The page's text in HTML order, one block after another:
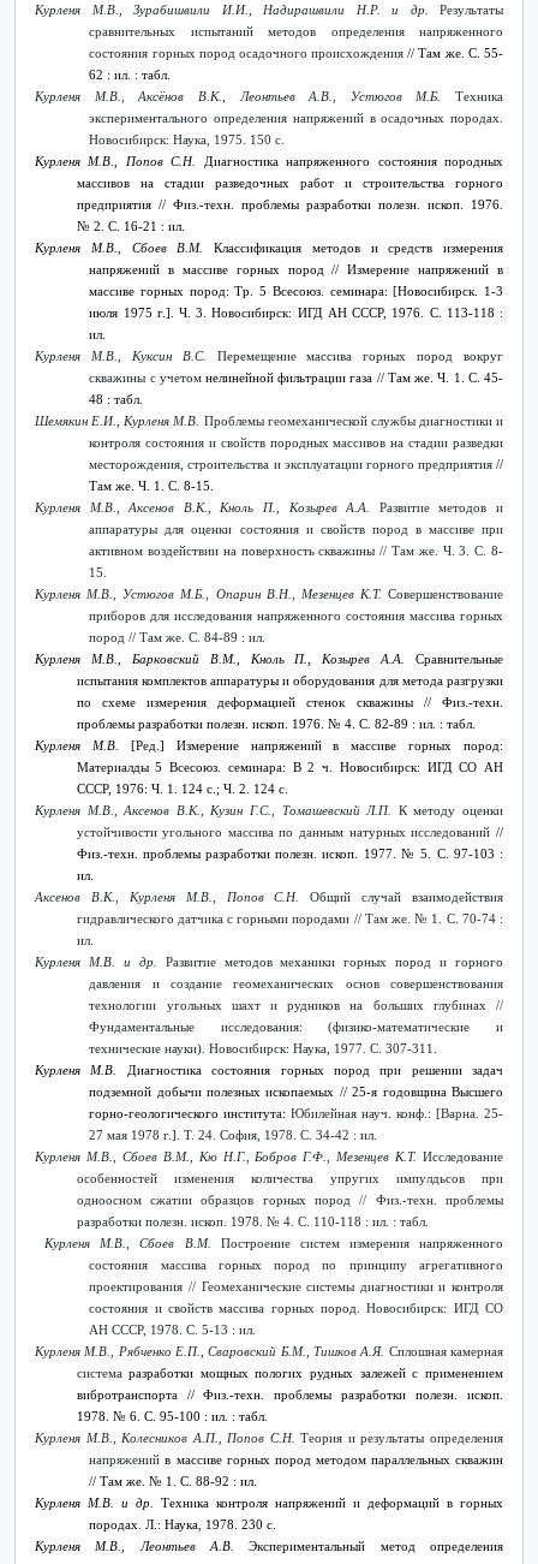
Курленя М.В., Зурабишвили И.И., Надирашвили Н.Р. и др. Результаты
сравнительных испытаний методов определения напряженного
состояния горных пород осадочного происхождения// Там же. С. 55-
62 : ил. : табл.
Курленя М.В., Аксёнов В.К., Леонтьев А.В., Устюгов М.Б. Техника
экспериментального определения напряжений в осадочных породах.
Новосибирск: Наука, 1975. 150 с.
Курленя М.В., Попов С.Н. Диагностика напряженного состояния породных
массивов на стадии разведочных работ и строительства горного
предприятия // Физ.-техн. проблемы разработки полезн. ископ. 1976.
№ 2. С. 16-21 : ил.
Курленя М.В., Сбоев В.М. Классификация методов и средств измерения
напряжений в массиве горных пород //
Измерение напряжений в
массиве горных пород: Тр. 5 Всесоюз. семинара: [Новосибирск. 1-3
июля 1975 г.]. Ч. 3. Новосибирск: ИГД АН СССР, 1976. С. 113-118 :
ил.
Курленя М.В., Куксин В.С. Перемещение массива горных пород вокруг
скважины с учетом нелинейной фильтрации газа // Там же. Ч. 1. С. 45-
48 : табл.
Шемякин Е.И., Курленя М.В. Проблемы геомеханической службы диагностики и
контроля состояния и свойств породных массивов на стадии разведки
месторождения, строительства и эксплуатации горного предприятия //
Там же. Ч. 1. С. 8-15.
Курленя М.В., Аксенов В.К., Кноль П., Козырев А.А. Развитие методов и
аппаратуры для оценки состояния и свойств пород в массиве при
активном воздействии на поверхность скважины // Там же. Ч. 3. С. 8-
15.
Курленя М.В., Устюгов М.Б., Опарин В.Н., Мезенцев К.Т. Совершенствование
приборов для исследования напряженного состояния массива горных
пород // Там же. С. 84-89 : ил.
Курленя М.В., Барковский В.М., Кноль П., Козырев А.А. Сравнительные
испытания комплектов аппаратуры и оборудования для метода разгрузки
по схеме измерения деформацией стенок скважины
// Физ.-техн.
проблемы разработки полезн. ископ. 1976. № 4. С. 82-89 : ил. : табл.
Курленя М.В.
[Ред.] Измерение напряжений в массиве горных пород:
Материалды 5 Всесоюз. семинара: В 2 ч. Новосибирск: ИГД СО АН
СССР, 1976: Ч. 1. 124 с.; Ч. 2. 124 с.
Курленя М.В., Аксенов В.К., Кузин Г.С., Томашевский Л.П. К методу оценки
устойчивости угольного массива по данным натурных исследований //
Физ.-техн. проблемы разработки полезн. ископ. 1977. № 5. С. 97-103 :
ил.
Аксенов В.К., Курленя М.В., Попов С.Н.Общий случай взаимодействия
гидравлического датчика с горными породами // Там же. № 1. С. 70-74 :
ил.
Курленя М.В. и др. Развитие методов механики горных пород и горного
давления и создание геомеханических основ совершенствования
технологии угольных шахт и рудников на больших глубинах //
Фундаментальные исследования: (физико-математические и
технические науки). Новосибирск: Наука, 1977. С. 307-311.
Курленя М.В.
Диагностика состояния горных пород при решении задач
подземной добычи полезных ископаемых // 25-я годовщина Высшего
горно-геологического института:Юбилейная науч. конф.: [Варна. 25-
27 мая 1978 г.]. Т. 24. София, 1978. С. 34-42 : ил.
Курленя М.В., Сбоев В.М., Кю Н.Г., Бобров Г.Ф., Мезенцев К.Т. Исследование
особенностей изменения количества упругих импулдьсов при
одноосном сжатии образцов горных пород// Физ.-техн. проблемы
разработки полезн. ископ. 1978. № 4. С. 110-118 : ил. : табл.
Курленя М.В., Сбоев В.М. Построение систем измерения напряженного
состояния массива горных пород по принципу агрегативного
проектирования // Геомеханические системы диагностики и контроля
состояния и свойств массива горных пород. Новосибирск: ИГД СО
АН СССР, 1978. С. 5-13 : ил.
Курленя М.В., Рябченко Е.П., Сваровский Б.М., Тишков А.Я. Сплошная камерная
системаразработки мощных пологих рудных залежей с применением
вибротранспорта // Физ.-техн. проблемы разработки полезн. ископ.
1978. № 6. С. 95-100 : ил. : табл.
Курленя М.В., Колесников А.П., Попов С.Н.Теория и результаты определения
напряженийв массиве горных пород методом параллельных скважин
// Там же. № 1. С. 88-92 : ил.
Курленя М.В. и др. Техника контроля напряжений и деформаций в горных
породах. Л.: Наука, 1978. 230 с.
Курленя М.В., Леонтьев А.В.Экспериментальный метод определения